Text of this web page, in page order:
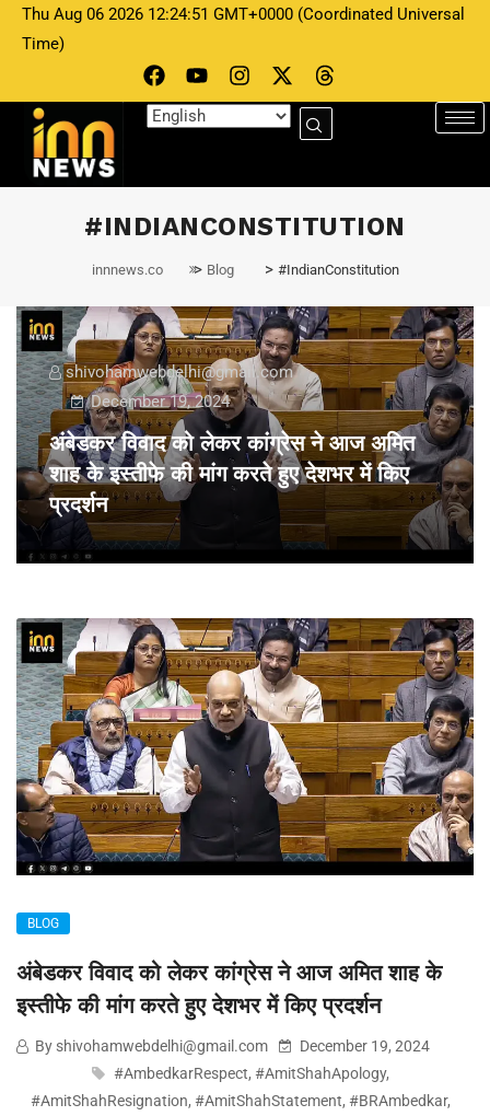
Thu Aug 06 2026 12:24:51 GMT+0000 (Coordinated Universal
Time)
#INDIANCONSTITUTION
innnews.co > Blog > #IndianConstitution
shivohamwebdelhi@gmail.com
December 19, 2024
अंबेडकर विवाद को लेकर कांग्रेस ने आज अमित
शाह के इस्तीफे की मांग करते हुए देशभर में किए
प्रदर्शन
BLOG
अंबेडकर विवाद को लेकर कांग्रेस ने आज अमित शाह के
इस्तीफे की मांग करते हुए देशभर में किए प्रदर्शन
By shivohamwebdelhi@gmail.com
December 19, 2024
#AmbedkarRespect, #AmitShahApology,
#AmitShahResignation, #AmitShahStatement, #BRAmbedkar,